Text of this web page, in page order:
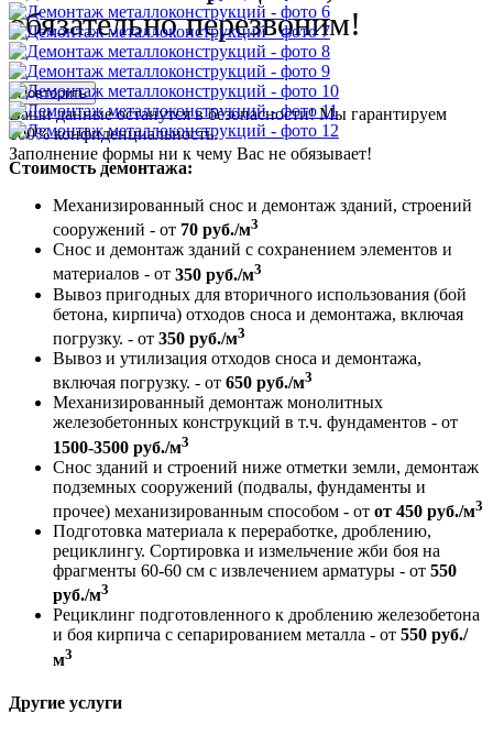
обязательно перезвоним!
Повторить
Ваши данные останутся в безопасности! Мы гарантируем
100% конфиденциальность.
Заполнение формы ни к чему Вас не обязывает!
Стоимость демонтажа:
Механизированный снос и демонтаж зданий, строений
сооружений - от 70 руб./м3
Снос и демонтаж зданий с сохранением элементов и
материалов - от 350 руб./м3
Вывоз пригодных для вторичного использования (бой
бетона, кирпича) отходов сноса и демонтажа, включая
погрузку. - от 350 руб./м3
Вывоз и утилизация отходов сноса и демонтажа,
включая погрузку. - от 650 руб./м3
Механизированный демонтаж монолитных
железобетонных конструкций в т.ч. фундаментов - от
1500-3500 руб./м3
Снос зданий и строений ниже отметки земли, демонтаж
подземных сооружений (подвалы, фундаменты и
прочее) механизированным способом - от от 450 руб./м3
Подготовка материала к переработке, дроблению,
рециклингу. Сортировка и измельчение жби боя на
фрагменты 60-60 см с извлечением арматуры - от 550
руб./м3
Рециклинг подготовленного к дроблению железобетона
и боя кирпича с сепарированием металла - от 550 руб./
м3
Другие услуги